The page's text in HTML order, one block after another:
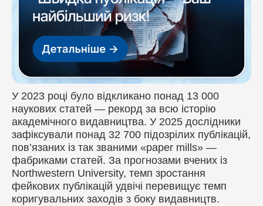
У 2023 році було відкликано понад 13 000
наукових статей — рекорд за всю історію
академічного видавництва. У 2025 дослідники
зафіксували понад 32 700 підозрілих публікацій,
пов’язаних із так званими «paper mills» —
фабриками статей. За прогнозами вчених із
Northwestern University, темп зростання
фейкових публікацій удвічі перевищує темп
коригувальних заходів з боку видавництв.